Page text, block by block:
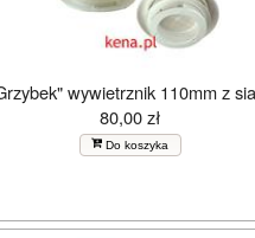
wywietrznik 110mm z
80,00 zł
Do koszyka